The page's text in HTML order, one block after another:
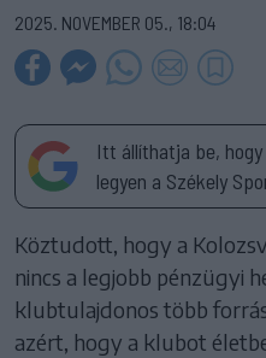
2025. NOVEMBER 05., 18:04
Itt állíthatja be,
legyen a Székely
Köztudott, hogy a
nincs a legjobb pénzügyi
klubtulajdonos több
azért, hogy a klubot